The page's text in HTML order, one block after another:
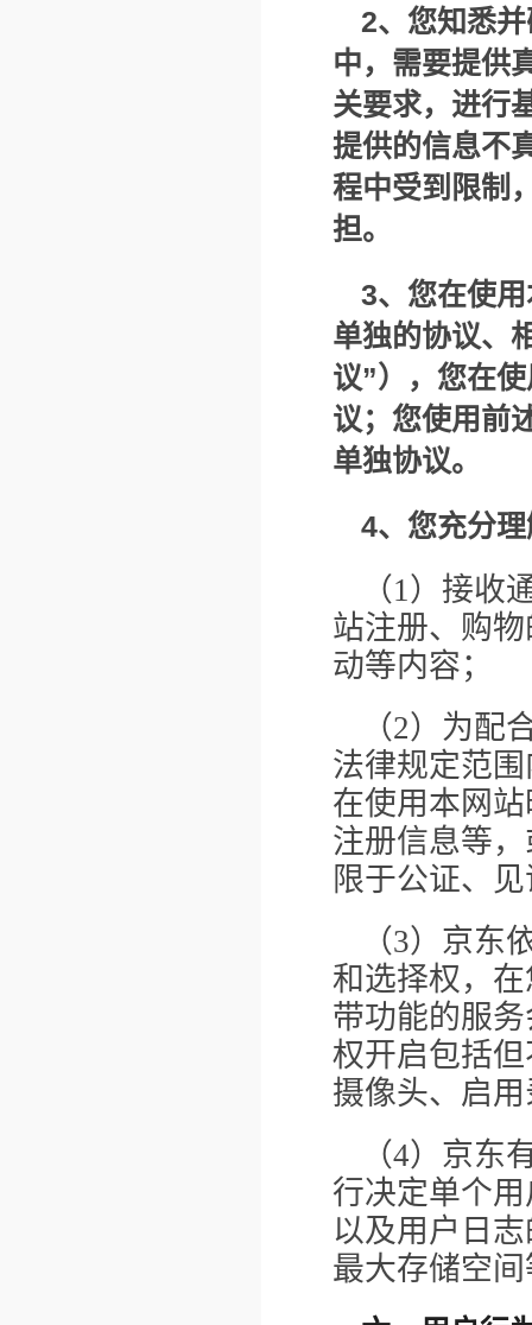
2、您知悉
中，需要提供
关要求，进行
提供的信息不
程中受到限制
担。
3、您在使
单独的协议、
议”），您在
议；您使用前
单独协议。
4、您充分
（1）接收
站注册、购
动等内容；
（2）为配
法律规定范
在使用本网
注册信息等
限于公证、
（3）京东
和选择权，
带功能的服
权开启包括
摄像头、启
（4）京东
行决定单个
以及用户日
最大存储空